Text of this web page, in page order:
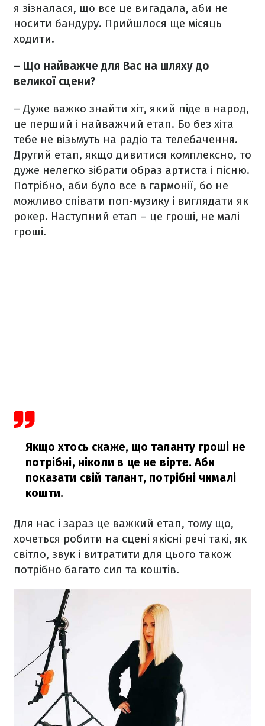
я зізналася, що все це вигадала, аби не
носити бандуру. Прийшлося ще місяць
ходити.
– Що найважче для Вас на шляху до
великої сцени?
– Дуже важко знайти хіт, який піде в народ,
це перший і найважчий етап. Бо без хіта
тебе не візьмуть на радіо та телебачення.
Другий етап, якщо дивитися комплексно, то
дуже нелегко зібрати образ артиста і пісню.
Потрібно, аби було все в гармонії, бо не
можливо співати поп-музику і виглядати як
рокер. Наступний етап – це гроші, не малі
гроші.
Якщо хтось скаже, що таланту гроші не
потрібні, ніколи в це не вірте. Аби
показати свій талант, потрібні чималі
кошти.
Для нас і зараз це важкий етап, тому що,
хочеться робити на сцені якісні речі такі, як
світло, звук і витратити для цього також
потрібно багато сил та коштів.